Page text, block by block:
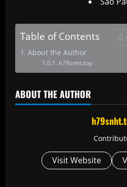
Table of Contents
About the Author
h79snht.top
ABOUT THE AUTHOR
Visit Website